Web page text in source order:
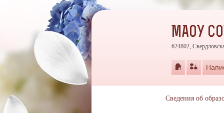
МАОУ
624802,
Сведения об